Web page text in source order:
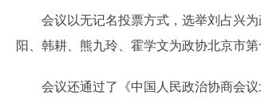
会议以无记名投票方式，选举刘占兴为
阳、韩耕、熊九玲、霍学文为政协北京市第
会议还通过了《中国人民政治协商会议